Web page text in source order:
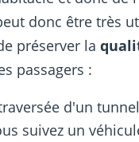
donc être très
préserver la
passagers :
d'un tunnel
suivez un